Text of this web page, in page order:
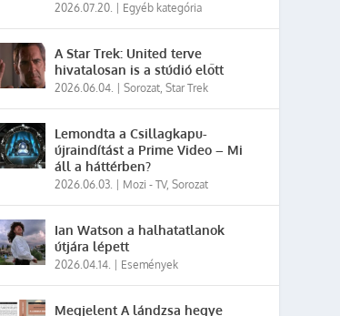
2026.07.20. Egyéb kategória
A Star Trek: United terve
hivatalosan is a stúdió előtt
2026.06.04. |Sorozat,Star Trek
Lemondta a Csillagkapu-
újraindítást a Prime Video – Mi
áll a háttérben?
2026.06.03. Mozi - TV,Sorozat
Ian Watson a halhatatlanok
útjára lépett
2026.04.14. Események
Megjelent A lándzsa hegye